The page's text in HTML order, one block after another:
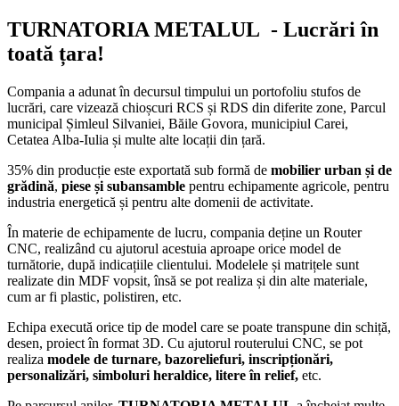
TURNATORIA METALUL - Lucrări în
toată țara!
Compania a adunat în decursul timpului un portofoliu stufos de
lucrări, care vizează chioșcuri RCS și RDS din diferite zone, Parcul
municipal Șimleul Silvaniei, Băile Govora, municipiul Carei,
Cetatea Alba-Iulia și multe alte locații din țară.
35% din producție este exportată sub formă de mobilier urban și de
grădină, piese și subansamble pentru echipamente agricole, pentru
industria energetică și pentru alte domenii de activitate.
În materie de echipamente de lucru, compania deține un Router
CNC, realizând cu ajutorul acestuia aproape orice model de
turnătorie, după indicațiile clientului. Modelele și matrițele sunt
realizate din MDF vopsit, însă se pot realiza și din alte materiale,
cum ar fi plastic, polistiren, etc.
Echipa execută orice tip de model care se poate transpune din schiță,
desen, proiect în format 3D. Cu ajutorul routerului CNC, se pot
realiza modele de turnare, bazoreliefuri, inscripționări,
personalizări, simboluri heraldice, litere în relief, etc.